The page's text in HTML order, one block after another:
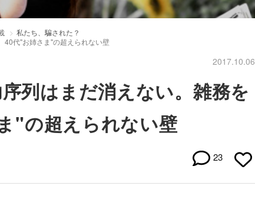
私たち、騙された？
40代"お姉さま"の超えられない壁
2017.10.06
列はまだ消えない。雑務を
"の超えられない壁
23